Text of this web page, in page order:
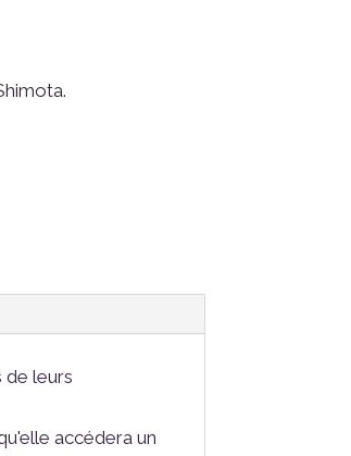
de leurs
accédera un